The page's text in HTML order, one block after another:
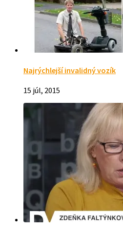
Najrýchlejší invalidný vozík
15 júl, 2015